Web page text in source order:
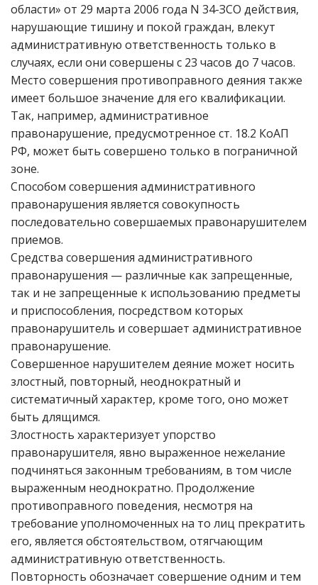
области» от 29 марта 2006 года N 34-ЗСО действия,
нарушающие тишину и покой граждан, влекут
административную ответственность только в
случаях, если они совершены с 23 часов до 7 часов.
Место совершения противоправного деяния также
имеет большое значение для его квалификации.
Так, например, административное
правонарушение, предусмотренное ст. 18.2 КоАП
РФ, может быть совершено только в пограничной
зоне.
Способом совершения административного
правонарушения является совокупность
последовательно совершаемых правонарушителем
приемов.
Средства совершения административного
правонарушения — различные как запрещенные,
так и не запрещенные к использованию предметы
и приспособления, посредством которых
правонарушитель и совершает административное
правонарушение.
Совершенное нарушителем деяние может носить
злостный, повторный, неоднократный и
систематичный характер, кроме того, оно может
быть длящимся.
Злостность характеризует упорство
правонарушителя, явно выраженное нежелание
подчиняться законным требованиям, в том числе
выраженным неоднократно. Продолжение
противоправного поведения, несмотря на
требование уполномоченных на то лиц прекратить
его, является обстоятельством, отягчающим
административную ответственность.
Повторность обозначает совершение одним и тем